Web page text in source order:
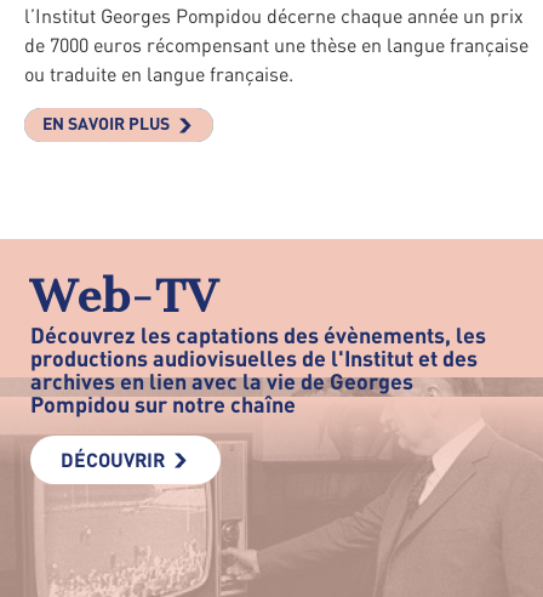
l’Institut Georges Pompidou décerne chaque année un prix
de 7000 euros récompensant une thèse en langue française
ou traduite en langue française.
EN SAVOIR PLUS
Web-TV
Découvrez les captations des évènements, les
productions audiovisuelles de l'Institut et des
archives en lien avec la vie de Georges
Pompidou sur notre chaîne
DÉCOUVRIR